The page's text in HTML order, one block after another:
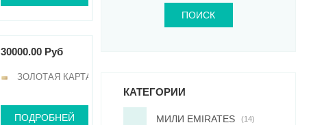
ПОИСК
КАТЕГОРИИ
МИЛИ EMIRATES (14)
30000.00 Руб
ЗОЛОТАЯ КАРТА
ПОДРОБНЕЙ